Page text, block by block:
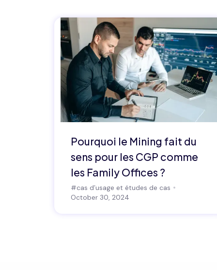
Pourquoi le Mining fait du
sens pour les CGP comme
les Family Offices ?
#cas d’usage et études de cas
October 30, 2024